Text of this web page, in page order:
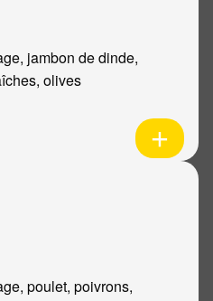
jambon de dinde,
olives
poulet, poivrons,